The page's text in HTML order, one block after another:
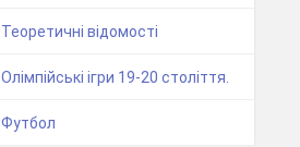
Теоретичні відомості
Олімпійські ігри 19-20 століття.
Футбол